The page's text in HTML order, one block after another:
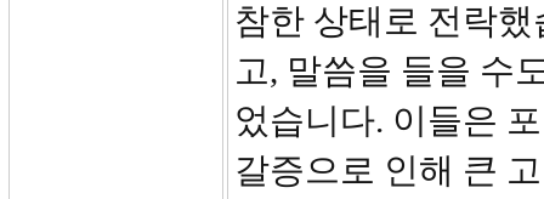
참한 상태로 전락
고, 말씀을 들을 수
었습니다. 이들은
갈증으로 인해 큰